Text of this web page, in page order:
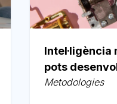
Intel·ligència
pots
Metodologies